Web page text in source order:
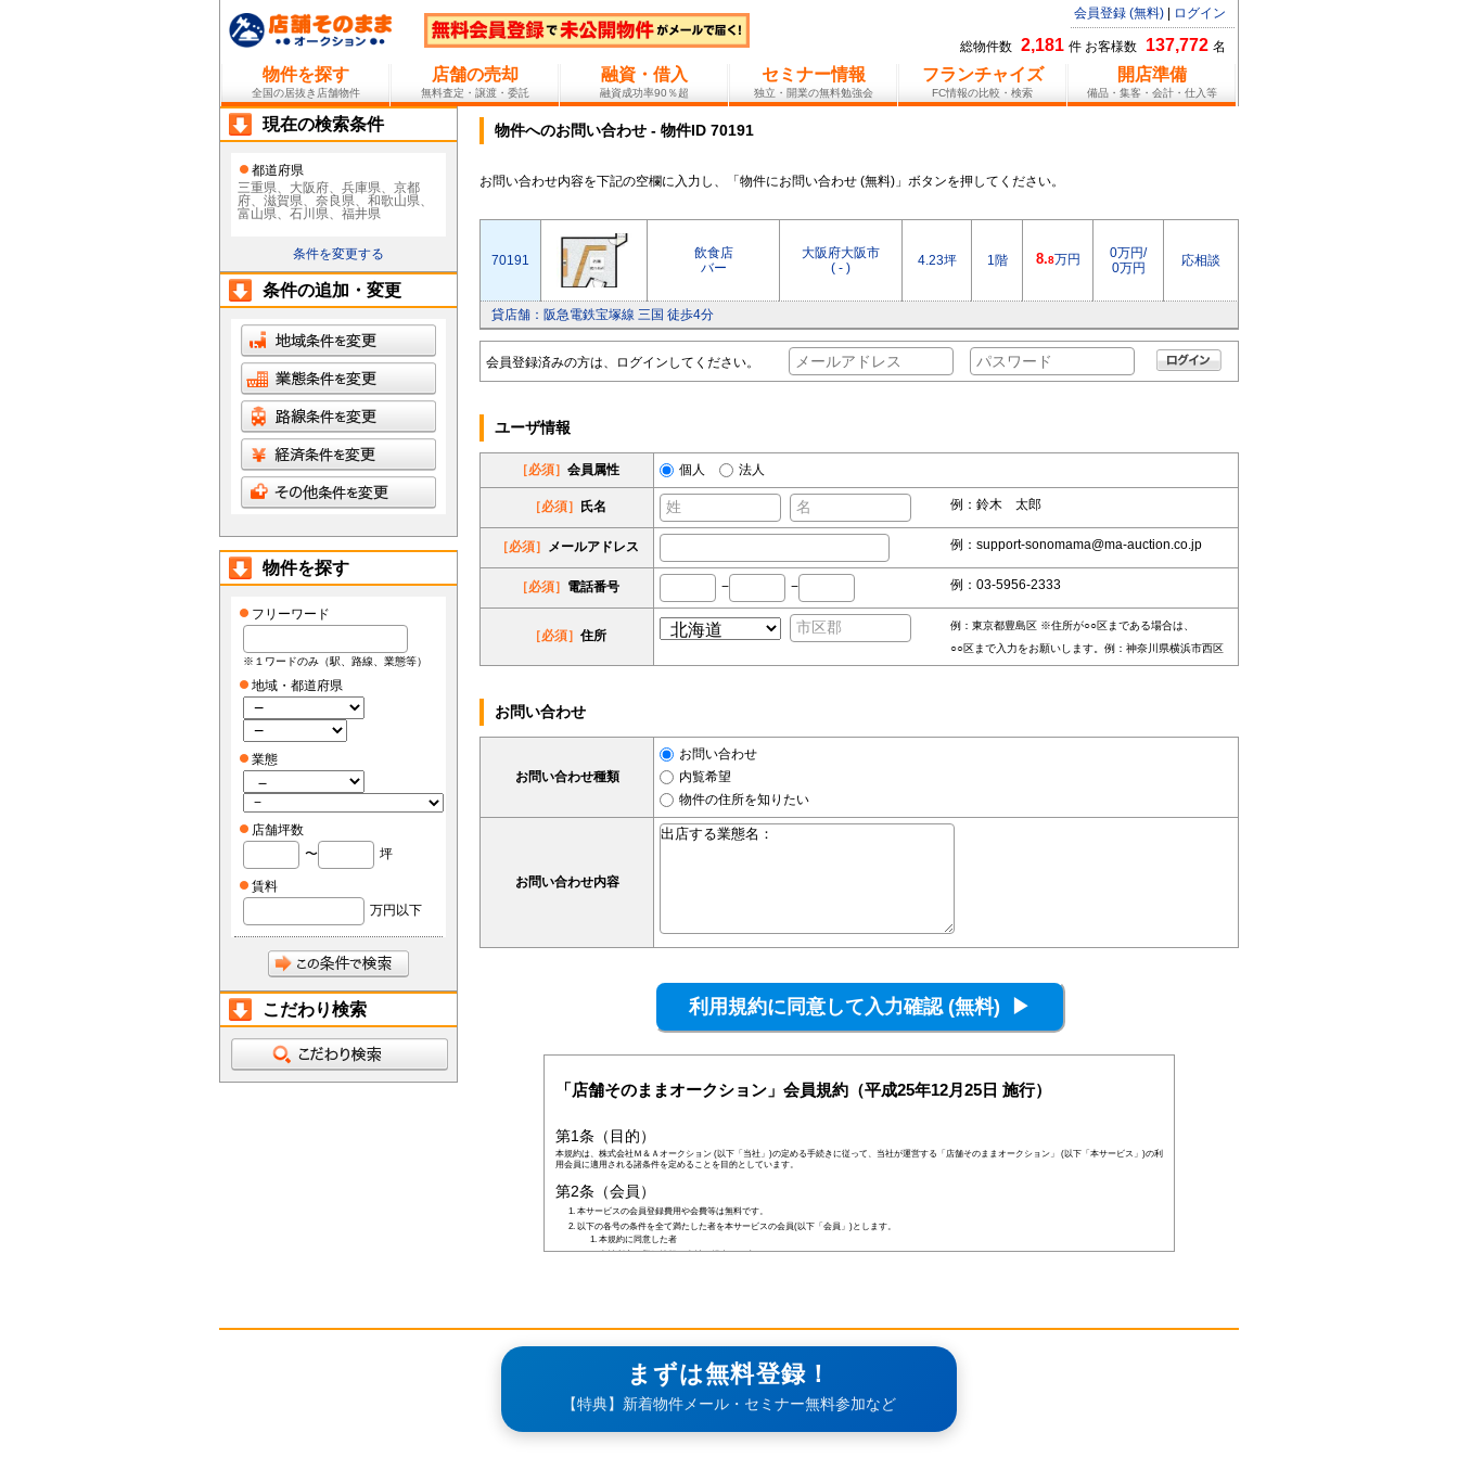
会員登録 (無料) ログイン
総物件数 2,181 件 お客様数 137,772 名
物件を探す
全国の居抜き店舗物件
店舗の売却
無料査定・譲渡・委託
融資・借入
融資成功率90％超
セミナー情報
独立・開業の無料勉強会
フランチャイズ
FC情報の比較・検索
開店準備
備品・集客・会計・仕入等
物件へのお問い合わせ - 物件ID 70191
お問い合わせ内容を下記の空欄に入力し、「物件にお問い合わせ (無料)」ボタンを押してください。
70191
飲食店
バー
大阪府大阪市
( - )
4.23坪 1階 8.8万円
0万円/
0万円
応相談
貸店舗：阪急電鉄宝塚線 三国 徒歩4分
会員登録済みの方は、ログインしてください。
ユーザ情報
［必須］ 会員属性 個人 法人
［必須］ 氏名 例：鈴木 太郎
［必須］ メールアドレス 例：support-sonomama@ma-auction.co.jp
［必須］ 電話番号 − − 例：03-5956-2333
［必須］ 住所
例：東京都豊島区 ※住所が○○区まである場合は、
○○区まで入力をお願いします。例：神奈川県横浜市西区
お問い合わせ
お問い合わせ種類
お問い合わせ
内覧希望
物件の住所を知りたい
お問い合わせ内容
「店舗そのままオークション」会員規約（平成25年12月25日 施行）
第1条（目的）
本規約は、株式会社Ｍ＆Ａオークション (以下「当社」)の定める手続きに従って、当社が運営する「店舗そのままオークション」 (以下「本サービス」)の利
用会員に適用される諸条件を定めることを目的としています。
第2条（会員）
本サービスの会員登録費用や会費等は無料です。
以下の各号の条件を全て満たした者を本サービスの会員(以下「会員」)とします。
本規約に同意した者
当社所定の登録情報を当社へ提出した者
合を除きます)
日本国外に在住の者
当社へ虚偽の事項を報告した者
破産状態もしくはそれと同等の状態にあり、信用状態が著しく悪化している者
二重に会員登録している者
当社、本サービス、又は他の会員の信用もしくは権利を侵害する恐れがあると当社が判断した者
現在の検索条件
都道府県
三重県、大阪府、兵庫県、京都
府、滋賀県、奈良県、和歌山県、
富山県、石川県、福井県
条件を変更する
条件の追加・変更
物件を探す
フリーワード
※１ワードのみ（駅、路線、業態等）
地域・都道府県
業態
店舗坪数
〜
坪
賃料
万円以下
こだわり検索
まずは無料登録！
【特典】新着物件メール・セミナー無料参加など